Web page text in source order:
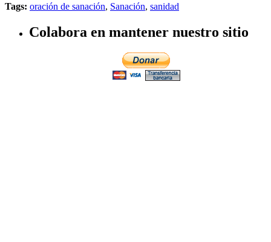
Tags: oración de sanación, Sanación, sanidad
Colabora en mantener nuestro sitio